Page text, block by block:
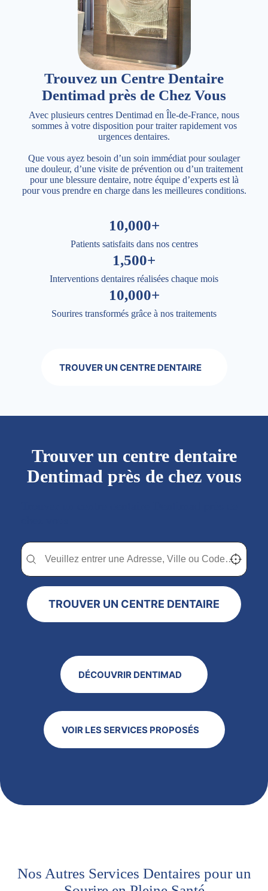
Trouvez un Centre Dentaire
Dentimad près de Chez Vous
Avec plusieurs centres Dentimad en Île-de-France, nous
sommes à votre disposition pour traiter rapidement vos
urgences dentaires.
Que vous ayez besoin d’un soin immédiat pour soulager
une douleur, d’une visite de prévention ou d’un traitement
pour une blessure dentaire, notre équipe d’experts est là
pour vous prendre en charge dans les meilleures conditions.
10,000+
Patients satisfaits dans nos centres
1,500+
Interventions dentaires réalisées chaque mois
10,000+
Sourires transformés grâce à nos traitements
TROUVER UN CENTRE DENTAIRE
Trouver un centre dentaire
Dentimad près de chez vous
Trouver un centre dentaire Dentimad près de
Trouver un centre dentaire Dentimad près de chez vous Localisez-
TROUVER UN CENTRE DENTAIRE
DÉCOUVRIR DENTIMAD
VOIR LES SERVICES PROPOSÉS
Nos Autres Services Dentaires pour un